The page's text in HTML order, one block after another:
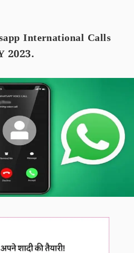
International Calls
2023.